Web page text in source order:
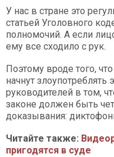
У нас в стране это
статьей Уголовного
полномочий. А если
ему все сходило с рук.
Поэтому вроде того,
начнут
руководителей в том,
законе должен быть
доказывания:
Читайте также:
пригодятся в суде